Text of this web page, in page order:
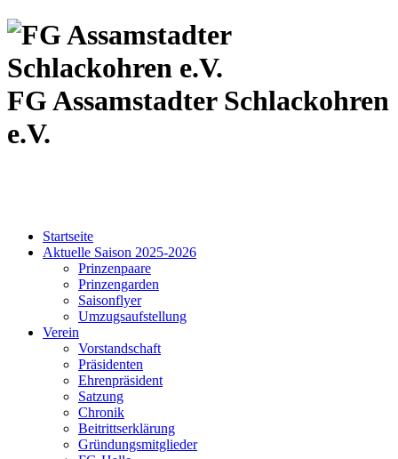
FG Assamstadter Schlackohren
e.V.
Startseite
Aktuelle Saison 2025-2026
Prinzenpaare
Prinzengarden
Saisonflyer
Umzugsaufstellung
Verein
Vorstandschaft
Präsidenten
Ehrenpräsident
Satzung
Chronik
Beitrittserklärung
Gründungsmitglieder